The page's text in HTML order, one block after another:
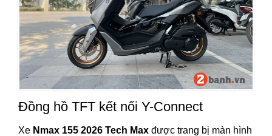
Đồng hồ TFT kết nối Y-Connect
Xe Nmax 155 2026 Tech Max được trang bị màn hình